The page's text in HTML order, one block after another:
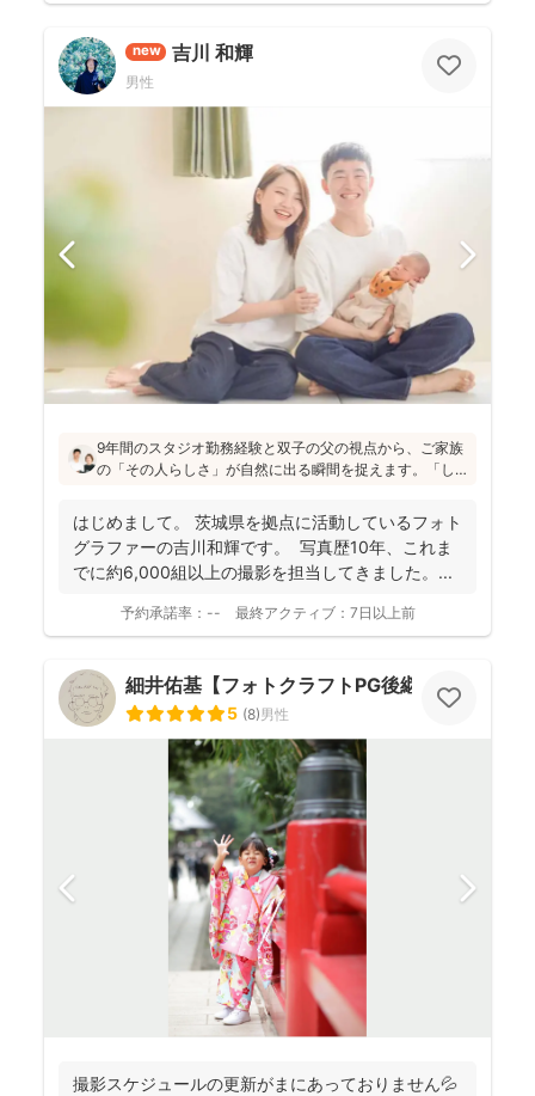
new 吉川 和輝
男性
9年間のスタジオ勤務経験と双子の父の視点から、ご家族
の「その人らしさ」が自然に出る瞬間を捉えます。「し
ても「楽しかった！」と気持ちがよみがえる写真を残す
ことを、心がけて活動されていらっしゃいます！
はじめまして。 茨城県を拠点に活動しているフォト
グラファーの吉川和輝です。 写真歴10年、これま
でに約6,000組以上の撮影を担当してきました。 ...
予約承諾率： -- 最終アクティブ： 7日以上前
細井佑基【フォトクラフトPG後継ぎ】
5 (8)男性
撮影スケジュールの更新がまにあっておりません💦